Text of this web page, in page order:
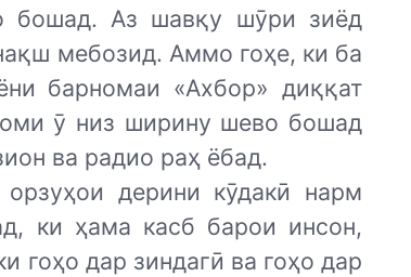
бошад. Аз шавқу шӯри зиёд
мебозид. Аммо гоҳе, ки ба
барномаи «Ахбор» диққат
ӯ низ ширину шево бошад
ва радио раҳ ёбад.
дерини кӯдакӣ нарм
ки ҳама касб барои инсон,
гоҳо дар зиндагӣ ва гоҳо дар